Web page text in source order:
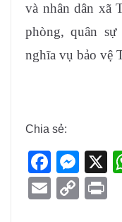
và nhân dân xã
phòng, quân
nghĩa vụ bảo vệ
Chia sẻ:
F
a
c
M
e
ss
X
E
C